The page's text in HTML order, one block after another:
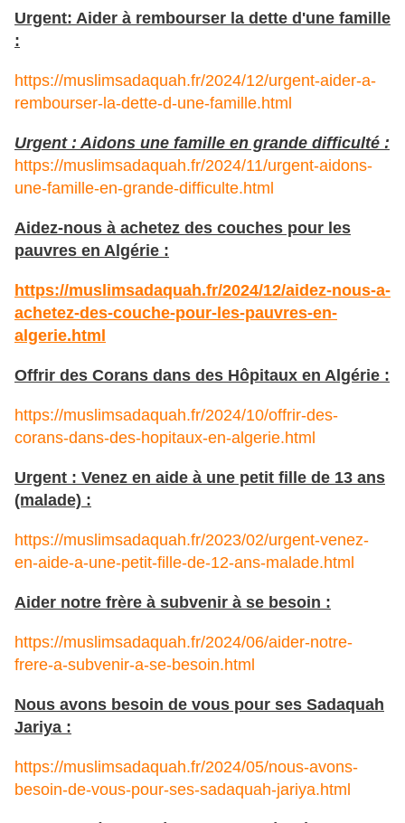
Urgent: Aider à rembourser la dette d'une famille
:
https://muslimsadaquah.fr/2024/12/urgent-aider-a-
rembourser-la-dette-d-une-famille.html
Urgent : Aidons une famille en grande difficulté :
https://muslimsadaquah.fr/2024/11/urgent-aidons-
une-famille-en-grande-difficulte.html
Aidez-nous à achetez des couches pour les
pauvres en Algérie :
https://muslimsadaquah.fr/2024/12/aidez-nous-a-
achetez-des-couche-pour-les-pauvres-en-
algerie.html
Offrir des Corans dans des Hôpitaux en Algérie :
https://muslimsadaquah.fr/2024/10/offrir-des-
corans-dans-des-hopitaux-en-algerie.html
Urgent : Venez en aide à une petit fille de 13 ans
(malade) :
https://muslimsadaquah.fr/2023/02/urgent-venez-
en-aide-a-une-petit-fille-de-12-ans-malade.html
Aider notre frère à subvenir à se besoin :
https://muslimsadaquah.fr/2024/06/aider-notre-
frere-a-subvenir-a-se-besoin.html
Nous avons besoin de vous pour ses Sadaquah
Jariya :
https://muslimsadaquah.fr/2024/05/nous-avons-
besoin-de-vous-pour-ses-sadaquah-jariya.html